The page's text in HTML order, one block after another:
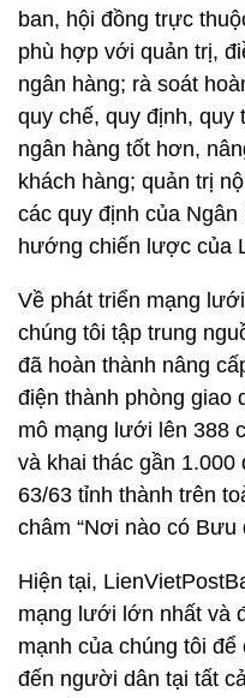
ban, hội đồng trực
phù hợp với quản trị,
ngân hàng; rà soát
quy chế, quy định, quy
ngân hàng tốt hơn,
khách hàng; quản trị
các quy định của
hướng chiến lược của
Về phát triển mạng
chúng tôi tập trung
đã hoàn thành nâng
điện thành phòng giao
mô mạng lưới lên 388
và khai thác gần
63/63 tỉnh thành trên
châm “Nơi nào có Bưu
Hiện tại,
mạng lưới lớn nhất và
mạnh của chúng tôi
đến người dân tại tất